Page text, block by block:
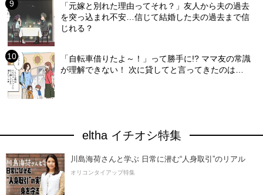
「元嫁と別れた理由ってそれ？」友人から夫の過去
を突っ込まれ不安…信じて結婚した夫の過去まで信
じれる？
「自転車借りたよ～！」って勝手に!? ママ友の常識
が理解できない！ 次に貸してと言ってきたのは…
eltha イチオシ特集
川島海荷さんと学ぶ 日常に潜む“人身取引”のリアル
オリコンタイアップ特集